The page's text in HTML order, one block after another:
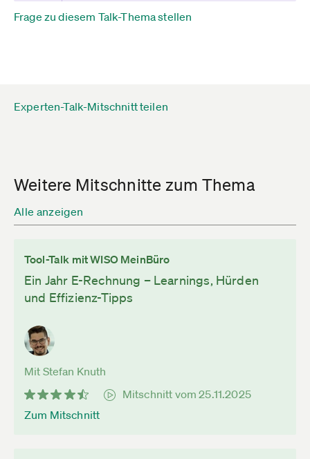
Frage zu diesem Talk-Thema stellen
Experten-Talk-Mitschnitt teilen
Weitere Mitschnitte zum Thema
Alle anzeigen
Tool-Talk mit WISO MeinBüro
Ein Jahr E-Rechnung – Learnings, Hürden
und Effizienz-Tipps
Mit Stefan Knuth
Mitschnitt vom 25.11.2025
Zum Mitschnitt